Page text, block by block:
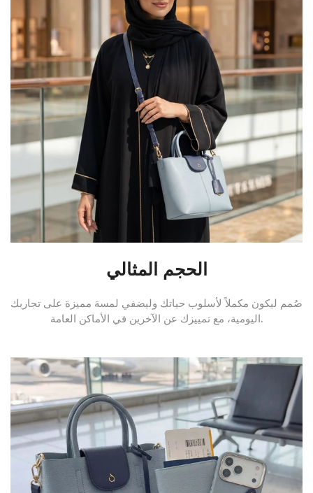
الحجم المثالي
صُمم ليكون مكملاً لأسلوب حياتك وليضفي لمسة مميزة على تجاربك
اليومية، مع تمييزك عن الآخرين في الأماكن العامة.